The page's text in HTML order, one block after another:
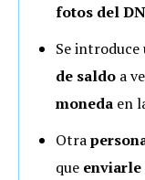
fotos del
Se introduce
de saldo a
moneda en
Otra
que